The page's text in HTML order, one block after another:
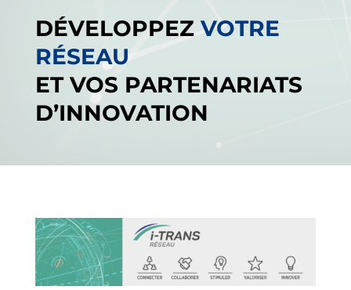
DÉVELOPPEZVOTRE
RÉSEAU
ET VOS PARTENARIATS
D’INNOVATION